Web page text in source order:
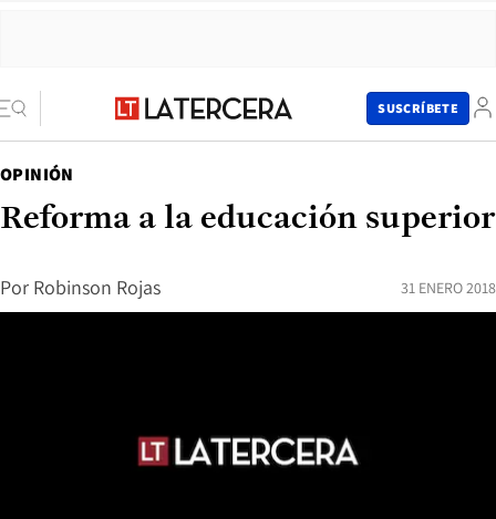
SUSCRÍBETE
OPINIÓN
Reforma a la educación superior
Por Robinson Rojas 31 ENERO 2018